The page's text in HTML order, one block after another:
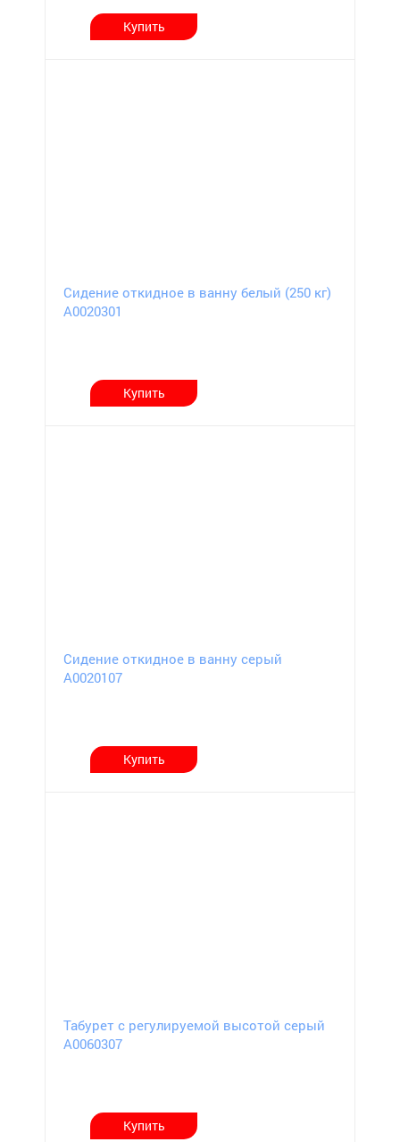
Купить
Сидение откидное в ванну белый (250 кг)
А0020301
Купить
Сидение откидное в ванну серый
А0020107
Купить
Табурет с регулируемой высотой серый
А0060307
Купить